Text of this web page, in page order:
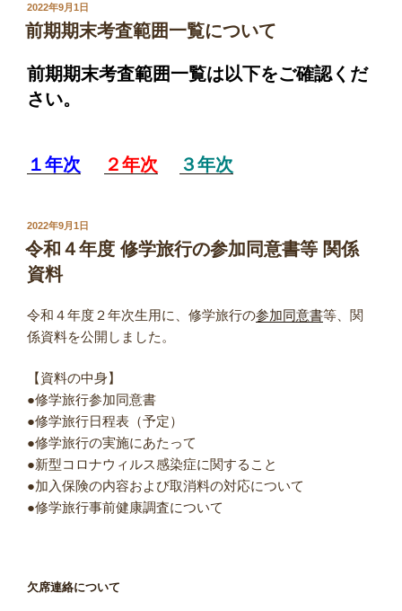
投
稿
日:
2022年9月1日
前期期末考査範囲一覧について
前期期末考査範囲一覧は以下をご確認くだ
さい。
１年次 ２年次 ３年次
投
稿
日:
2022年9月1日
令和４年度 修学旅行の参加同意書等 関係
資料
令和４年度２年次生用に、修学旅行の参加同意書等、関
係資料を公開しました。
【資料の中身】
●修学旅行参加同意書
●修学旅行日程表（予定）
●修学旅行の実施にあたって
●新型コロナウィルス感染症に関すること
●加入保険の内容および取消料の対応について
●修学旅行事前健康調査について
欠席連絡について